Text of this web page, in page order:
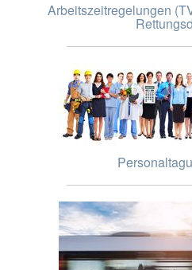
Arbeitszeitregelungen